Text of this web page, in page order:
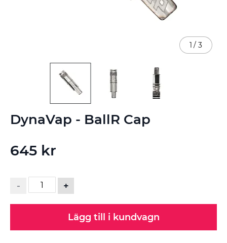
DynaVap - BallR Cap
645 kr
- +
Lägg till i kundvagn
1 / 3
till
början
bildgalleriet